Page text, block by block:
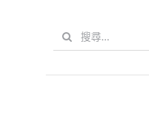
Search
for: